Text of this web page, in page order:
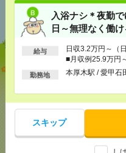
入浴ナシ＊夜勤
日～無理なく働
給与
日収3.2万円～（
■月収例25.9万円
の場合）
勤務地 本厚木駅 / 愛甲石
スキップ
し
あなたの閲覧
おすす
【オープニング募集】
いも仕事の1つ[派遣]
[給 与]無資格未経験：時給
OK ■扶養内OK ■日収1万
[交通費]交通費全額支給
[勤務地]桜木町駅/石川町駅/日